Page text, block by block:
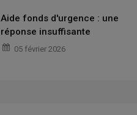
Aide fonds d'urgence : une
réponse insuffisante
05 février 2026